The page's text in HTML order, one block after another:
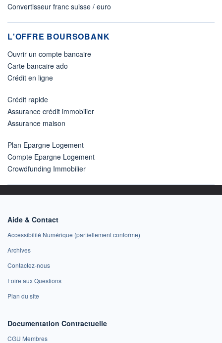
Convertisseur franc suisse / euro
L'OFFRE BOURSOBANK
Ouvrir un compte bancaire
Carte bancaire ado
Crédit en ligne
Crédit rapide
Assurance crédit immobilier
Assurance maison
Plan Epargne Logement
Compte Epargne Logement
Crowdfunding Immobilier
Aide & Contact
Accessibilité Numérique (partiellement conforme)
Archives
Contactez-nous
Foire aux Questions
Plan du site
Documentation Contractuelle
CGU Membres